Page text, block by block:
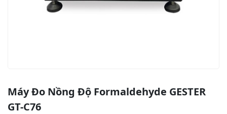
Máy Đo Nồng Độ Formaldehyde GESTER
GT-C76